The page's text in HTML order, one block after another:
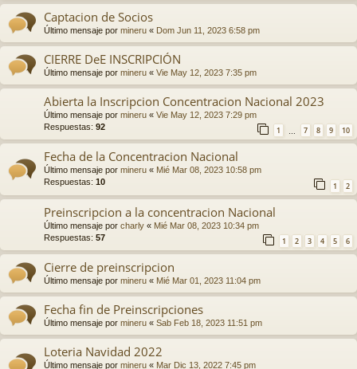
Captacion de Socios
Último mensaje por mineru « Dom Jun 11, 2023 6:58 pm
CIERRE DeE INSCRIPCIÓN
Último mensaje por mineru « Vie May 12, 2023 7:35 pm
Abierta la Inscripcion Concentracion Nacional 2023
Último mensaje por mineru « Vie May 12, 2023 7:29 pm
Respuestas: 92 1 … 7 8 9 10
Fecha de la Concentracion Nacional
Último mensaje por mineru « Mié Mar 08, 2023 10:58 pm
Respuestas: 10 1 2
Preinscripcion a la concentracion Nacional
Último mensaje por charly « Mié Mar 08, 2023 10:34 pm
Respuestas: 57 1 2 3 4 5 6
Cierre de preinscripcion
Último mensaje por mineru « Mié Mar 01, 2023 11:04 pm
Fecha fin de Preinscripciones
Último mensaje por mineru « Sab Feb 18, 2023 11:51 pm
Loteria Navidad 2022
Último mensaje por mineru « Mar Dic 13, 2022 7:45 pm